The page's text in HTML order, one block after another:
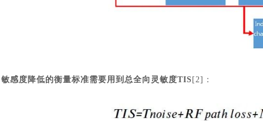
敏感度降低的衡量标准需要用到总全向灵敏度TIS [2]：